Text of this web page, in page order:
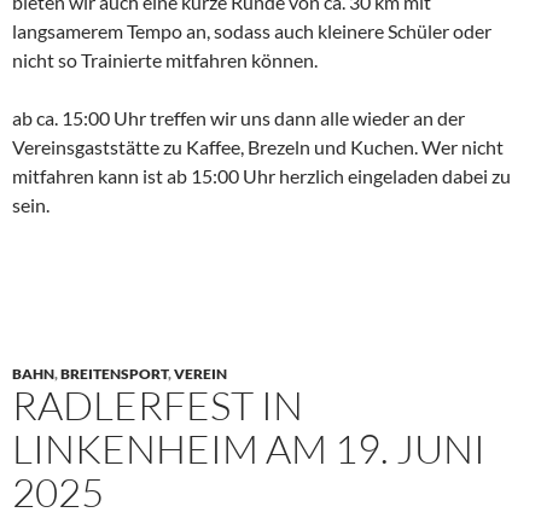
langsamerem Tempo an, sodass auch kleinere Schüler oder
nicht so Trainierte mitfahren können.
ab ca. 15:00 Uhr treffen wir uns dann alle wieder an der
Vereinsgaststätte zu Kaffee, Brezeln und Kuchen. Wer nicht
mitfahren kann ist ab 15:00 Uhr herzlich eingeladen dabei zu
sein.
BAHN,BREITENSPORT,VEREIN
RADLERFEST IN
LINKENHEIM AM 19. JUNI
2025